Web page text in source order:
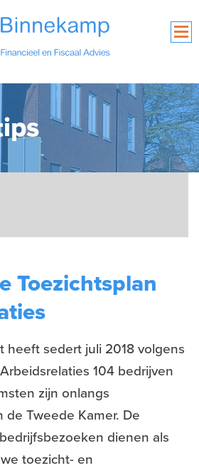
Toezichtsplan
heeft sedert juli 2018 volgens
104 bedrijven
zijn onlangs
Tweede Kamer. De
dienen als
toezicht- en